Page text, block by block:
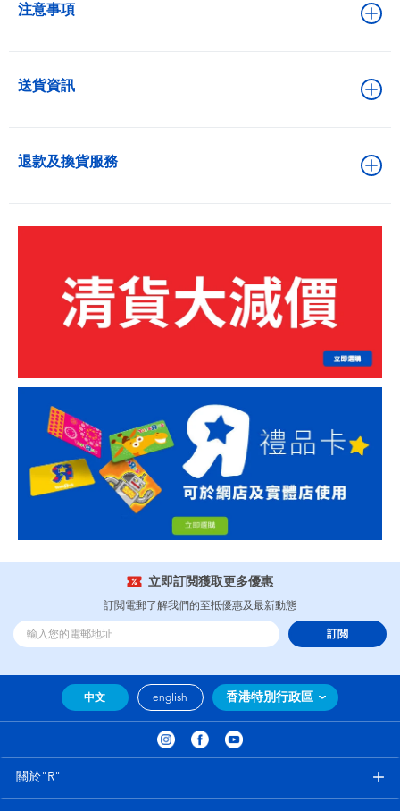
注意事項
送貨資訊
退款及換貨服務
立即訂閲獲取更多優惠
訂閲電郵了解我們的至抵優惠及最新動態
訂閲
中文 english 香港特別行政區
關於"R"